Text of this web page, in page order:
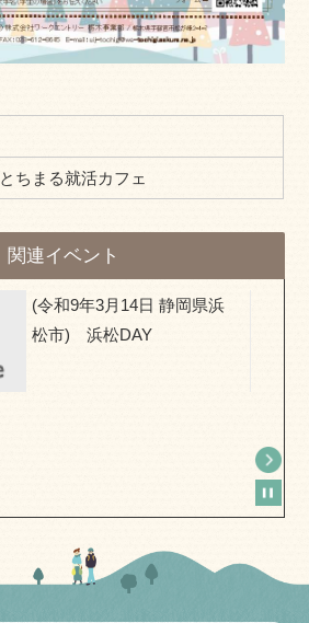
とちまる就活カフェ
関連イベント
(令和9年3月14日 静岡県浜
松市) 浜松DAY